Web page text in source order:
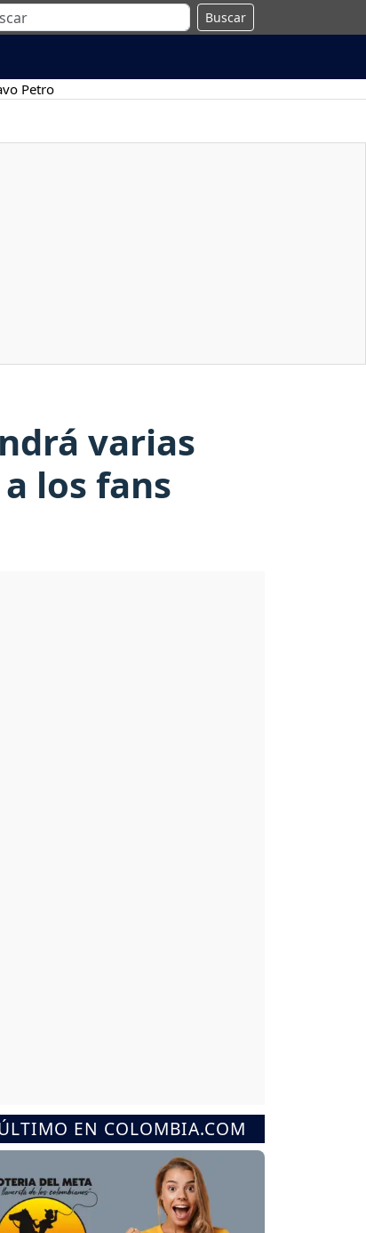
Buscar
Petro
varias
los fans
EN COLOMBIA.COM